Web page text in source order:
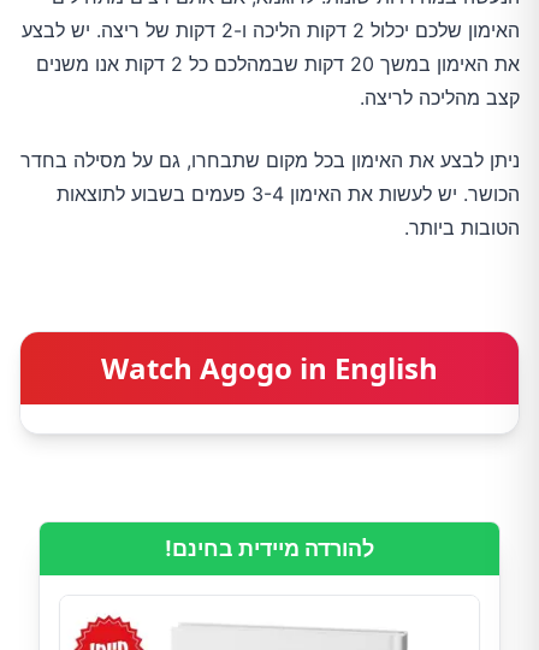
האימון שלכם יכלול 2 דקות הליכה ו-2 דקות של ריצה. יש לבצע
את האימון במשך 20 דקות שבמהלכם כל 2 דקות אנו משנים
קצב מהליכה לריצה.
ניתן לבצע את האימון בכל מקום שתבחרו, גם על מסילה בחדר
הכושר. יש לעשות את האימון 3-4 פעמים בשבוע לתוצאות
הטובות ביותר.
Watch Agogo in English
להורדה מיידית בחינם!